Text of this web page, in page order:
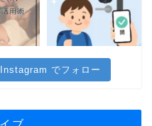
Instagram でフォロー